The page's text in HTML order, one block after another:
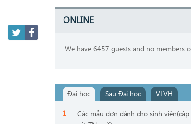
ONLINE
We have 6457 guests and no members
Đại học Sau Đại học VLVH
Các mẫu đơn dành cho sinh